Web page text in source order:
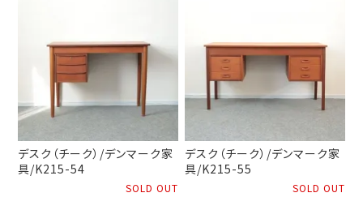
デスク（チーク）/デンマーク家
具/K215-54
SOLD OUT
デスク（チーク）/デンマーク家
具/K215-55
SOLD OUT